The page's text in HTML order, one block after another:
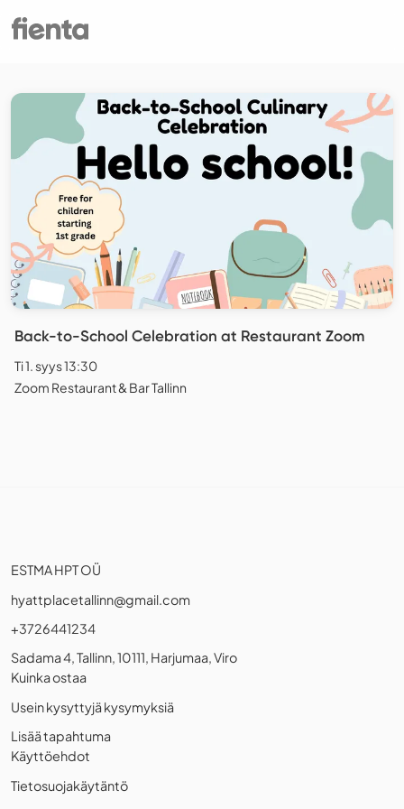
Back-to-School Celebration at Restaurant Zoom
Ti 1. syys 13:30
Zoom Restaurant & Bar Tallinn
ESTMA HPT OÜ
hyattplacetallinn@gmail.com
+3726441234
Sadama 4, Tallinn, 10111, Harjumaa, Viro
Kuinka ostaa
Usein kysyttyjä kysymyksiä
Lisää tapahtuma
Käyttöehdot
Tietosuojakäytäntö